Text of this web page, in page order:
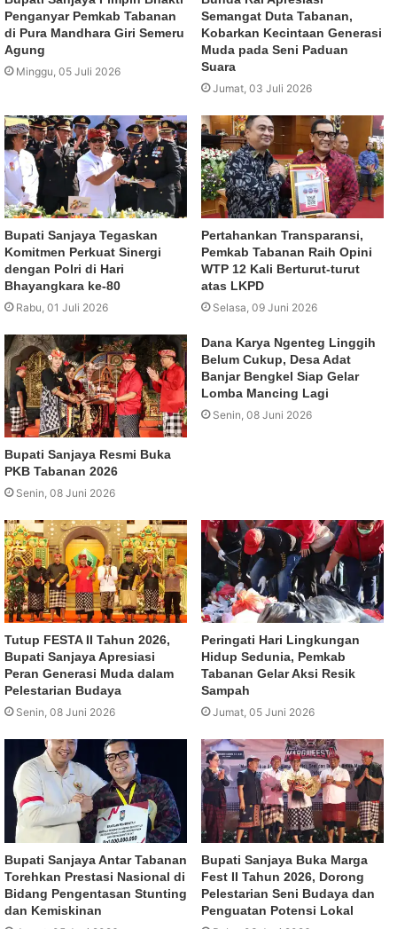
Penganyar Pemkab Tabanan
di Pura Mandhara Giri Semeru
Agung
Minggu, 05 Juli 2026
Semangat Duta Tabanan,
Kobarkan Kecintaan Generasi
Muda pada Seni Paduan
Suara
Jumat, 03 Juli 2026
Bupati Sanjaya Tegaskan
Komitmen Perkuat Sinergi
dengan Polri di Hari
Bhayangkara ke-80
Rabu, 01 Juli 2026
Pertahankan Transparansi,
Pemkab Tabanan Raih Opini
WTP 12 Kali Berturut-turut
atas LKPD
Selasa, 09 Juni 2026
Bupati Sanjaya Resmi Buka
PKB Tabanan 2026
Senin, 08 Juni 2026
Dana Karya Ngenteg Linggih
Belum Cukup, Desa Adat
Banjar Bengkel Siap Gelar
Lomba Mancing Lagi
Senin, 08 Juni 2026
Tutup FESTA II Tahun 2026,
Bupati Sanjaya Apresiasi
Peran Generasi Muda dalam
Pelestarian Budaya
Senin, 08 Juni 2026
Peringati Hari Lingkungan
Hidup Sedunia, Pemkab
Tabanan Gelar Aksi Resik
Sampah
Jumat, 05 Juni 2026
Bupati Sanjaya Antar Tabanan
Torehkan Prestasi Nasional di
Bidang Pengentasan Stunting
dan Kemiskinan
Bupati Sanjaya Buka Marga
Fest II Tahun 2026, Dorong
Pelestarian Seni Budaya dan
Penguatan Potensi Lokal